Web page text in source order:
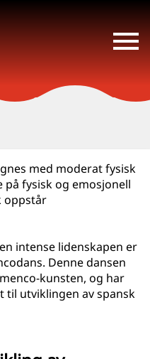
med moderat fysisk
fysisk og emosjonell
oppstår
intense lidenskapen er
Denne dansen
kunsten, og har
utviklingen av spansk